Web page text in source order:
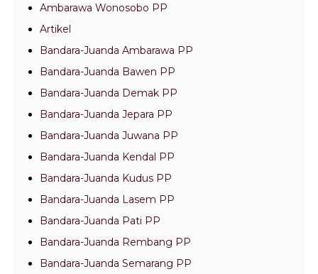
Ambarawa Wonosobo PP
Artikel
Bandara-Juanda Ambarawa PP
Bandara-Juanda Bawen PP
Bandara-Juanda Demak PP
Bandara-Juanda Jepara PP
Bandara-Juanda Juwana PP
Bandara-Juanda Kendal PP
Bandara-Juanda Kudus PP
Bandara-Juanda Lasem PP
Bandara-Juanda Pati PP
Bandara-Juanda Rembang PP
Bandara-Juanda Semarang PP